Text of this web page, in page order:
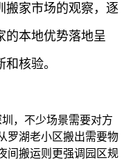
搬家市场的观察，逐
的本地优势落地呈
核验。
，不少场景需要对方
罗湖老小区搬出需要物
间搬运则更强调园区规